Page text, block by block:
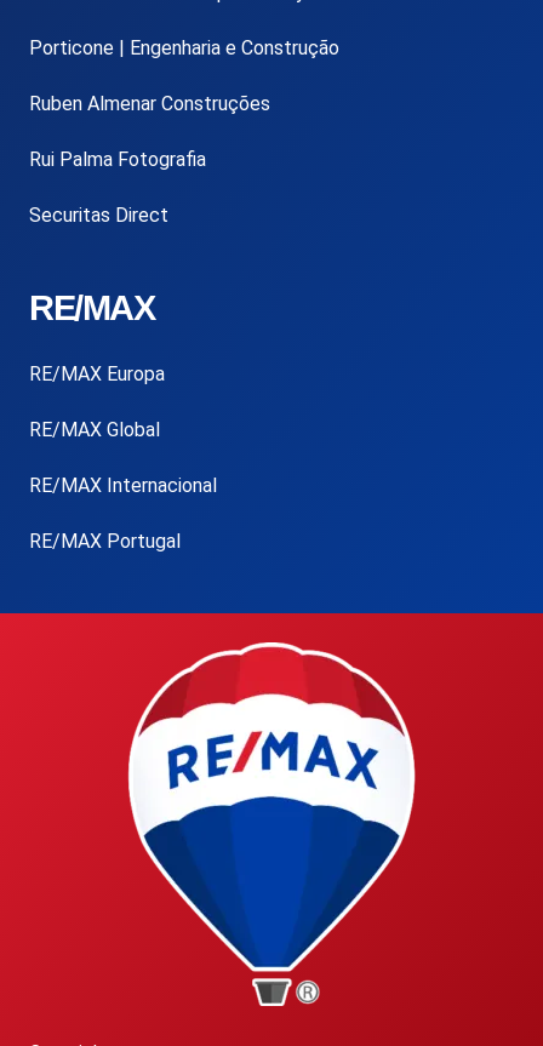
Porticone | Engenharia e Construção
Ruben Almenar Construções
Rui Palma Fotografia
Securitas Direct
RE/MAX
RE/MAX Europa
RE/MAX Global
RE/MAX Internacional
RE/MAX Portugal